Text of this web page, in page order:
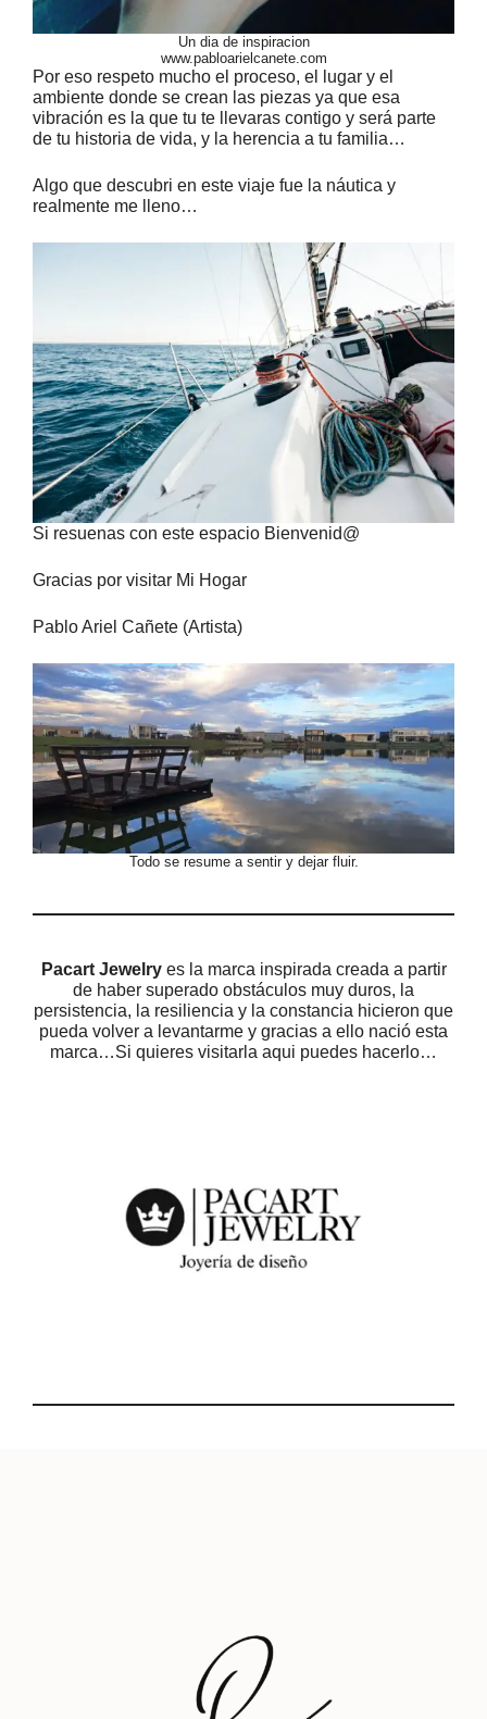
Un dia de inspiracion
www.pabloarielcanete.com
Por eso respeto mucho el proceso, el lugar y el
ambiente donde se crean las piezas ya que esa
vibración es la que tu te llevaras contigo y será parte
de tu historia de vida, y la herencia a tu familia…
Algo que descubri en este viaje fue la náutica y
realmente me lleno…
Si resuenas con este espacio Bienvenid@
Gracias por visitar Mi Hogar
Pablo Ariel Cañete (Artista)
Todo se resume a sentir y dejar fluir.
Pacart Jewelryes la marca inspirada creada a partir
de haber superado obstáculos muy duros, la
persistencia, la resiliencia y la constancia hicieron que
pueda volver a levantarme y gracias a ello nació esta
marca…Si quieres visitarla aqui puedes hacerlo…